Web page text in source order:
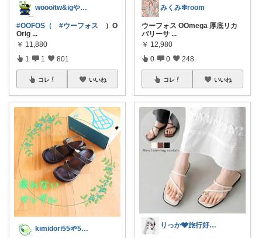
wooo/tw&igやってます
#OOFOS（ #ウーフォス ）O
Orig ...
￥ 11,880
1 1 801
コレ いいね
kimidori55🌱5日感謝✨😭
みくみ❇room
ウーフォス OOmega 厚底リカ
バリーサ ...
￥ 12,980
0 0 248
コレ いいね
りっか🩶旅行好きのためのお得×おしゃれ